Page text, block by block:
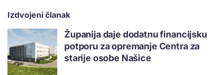
Izdvojeni članak
Županija daje dodatnu financijsku
potporu za opremanje Centra za
starije osobe Našice